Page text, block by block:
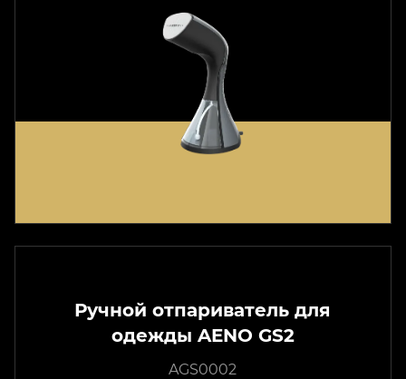
Ручной отпариватель для
одежды AENO GS2
AGS0002